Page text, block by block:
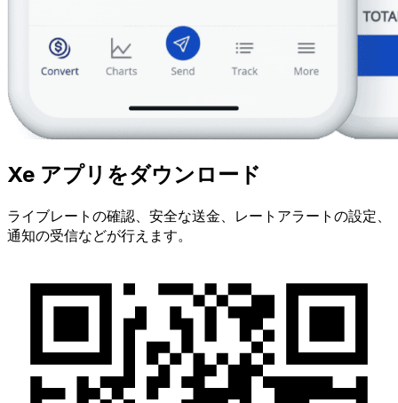
Xe アプリをダウンロード
ライブレートの確認、安全な送金、レートアラートの設定、
通知の受信などが行えます。